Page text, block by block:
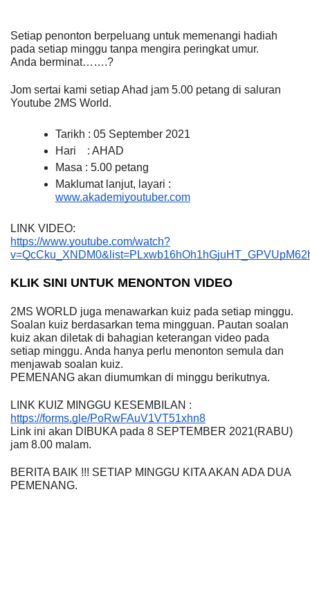
Setiap penonton berpeluang untuk memenangi hadiah
pada setiap minggu tanpa mengira peringkat umur.
Anda berminat…….?
Jom sertai kami setiap Ahad jam 5.00 petang di saluran
Youtube 2MS World.
Tarikh : 05 September 2021
Hari    : AHAD
Masa : 5.00 petang
www.akademiyoutuber.com
LINK VIDEO:
https://www.youtube.com/watch?
KLIK SINI UNTUK MENONTON VIDEO
2MS WORLD juga menawarkan kuiz pada setiap minggu.
Soalan kuiz berdasarkan tema mingguan. Pautan soalan
kuiz akan diletak di bahagian keterangan video pada
setiap minggu. Anda hanya perlu menonton semula dan
menjawab soalan kuiz.
PEMENANG akan diumumkan di minggu berikutnya.
https://forms.gle/PoRwFAuV1VT51xhn8
Link ini akan DIBUKA pada 8 SEPTEMBER 2021(RABU)
jam 8.00 malam.
BERITA BAIK !!! SETIAP MINGGU KITA AKAN ADA DUA
PEMENANG.